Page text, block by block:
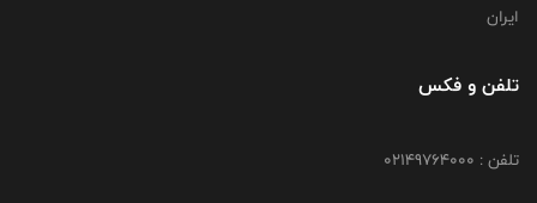
ایران
تلفن و فکس
تلفن : 02149764000